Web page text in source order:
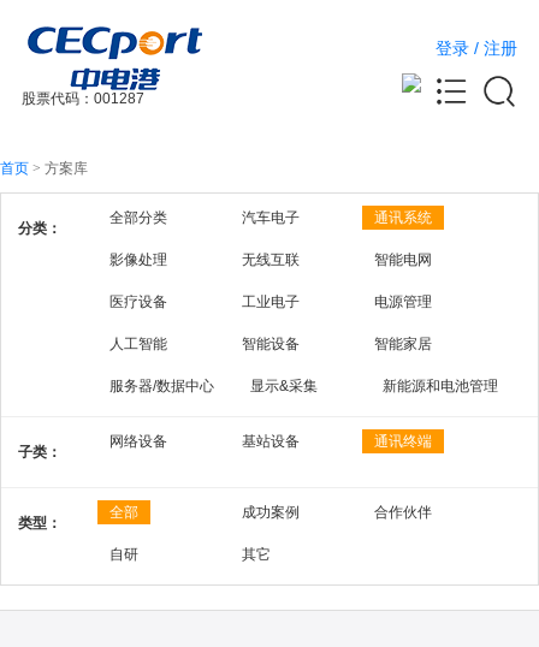
股票代码：001287
登录 / 注册
首页 > 方案库
分类：
全部分类 汽车电子 通讯系统
影像处理 无线互联 智能电网
医疗设备 工业电子 电源管理
人工智能 智能设备 智能家居
服务器/数据中心 显示&采集 新能源和电池管理
子类：
网络设备 基站设备 通讯终端
类型：
全部 成功案例 合作伙伴
自研 其它